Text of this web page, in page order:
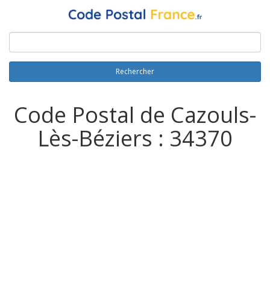
Rechercher
Code Postal de Cazouls-
Lès-Béziers : 34370